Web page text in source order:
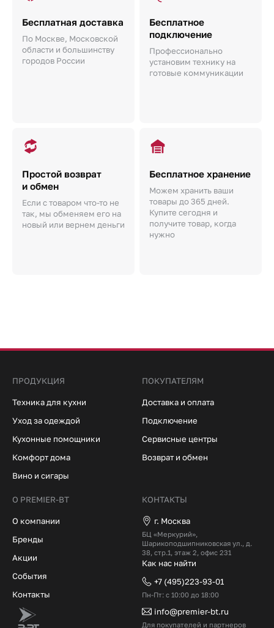
Бесплатная доставка
По Москве, Московской
области и большинству
городов России
Бесплатное
подключение
Профессионально
установим технику на
готовые коммуникации
Простой возврат
и обмен
Если с товаром что-то не
так, мы обменяем его на
новый или вернем деньги
Бесплатное хранение
Можем хранить ваши
товары до 365 дней.
Купите сегодня и
получите товар, когда
нужно
ПРОДУКЦИЯ
Техника для кухни
Уход за одеждой
Кухонные помощники
Комфорт дома
Вино и сигары
ПОКУПАТЕЛЯМ
Доставка и оплата
Подключение
Сервисные центры
Возврат и обмен
О PREMIER-BT
О компании
Бренды
Акции
События
Контакты
КОНТАКТЫ
г. Москва
БЦ «Меркурий»,
Шарикоподшипниковская ул., д.
38, стр.1, этаж 2, офис 231
Как нас найти
+7 (495)223-93-01
Пн-Пт: с 10:00 до 18:00
info@premier-bt.ru
Для покупателей и партнеров